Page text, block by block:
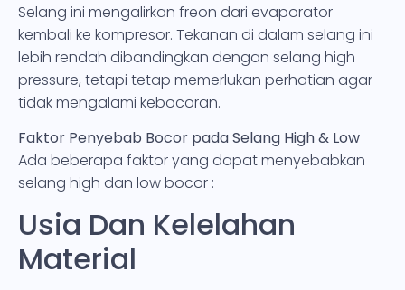
Selang ini mengalirkan freon dari evaporator
kembali ke kompresor. Tekanan di dalam selang ini
lebih rendah dibandingkan dengan selang high
pressure, tetapi tetap memerlukan perhatian agar
tidak mengalami kebocoran.
Faktor Penyebab Bocor pada Selang High & Low
Ada beberapa faktor yang dapat menyebabkan
selang high dan low bocor :
Usia Dan Kelelahan
Material